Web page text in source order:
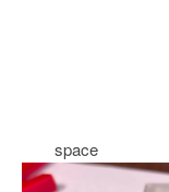
space